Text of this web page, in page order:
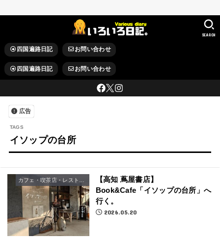
四国遍路日記 お問い合わせ
四国遍路日記 お問い合わせ
SEARCH
広告
イソップの台所
【高知 蔦屋書店】
Book&Cafe「イソップの台所」へ
行く。
2026.05.20